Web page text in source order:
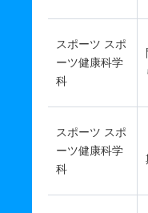
スポーツ スポ
ーツ健康科学
科
スポーツ スポ
ーツ健康科学
科